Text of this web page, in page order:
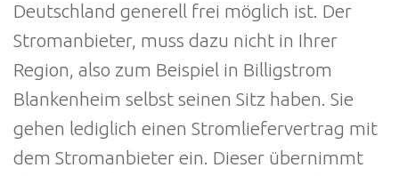
Deutschland generell frei möglich ist. Der
Stromanbieter, muss dazu nicht in Ihrer
Region, also zum Beispiel in Billigstrom
Blankenheim selbst seinen Sitz haben. Sie
gehen lediglich einen Stromliefervertrag mit
dem Stromanbieter ein. Dieser übernimmt